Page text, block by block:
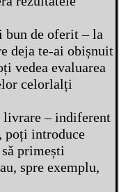
bun de oferit – la
deja te-ai obișnuit
vedea evaluarea
celorlalți
livrare – indiferent
poți introduce
primești
spre exemplu,